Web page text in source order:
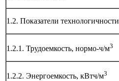
1.2. Показатели технологичности
1.2.1. Трудоемкость, нормо-ч/м3
1.2.2. Энергоемкость, кВтч/м3